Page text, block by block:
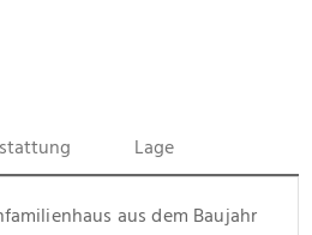
Lage
aus dem Baujahr